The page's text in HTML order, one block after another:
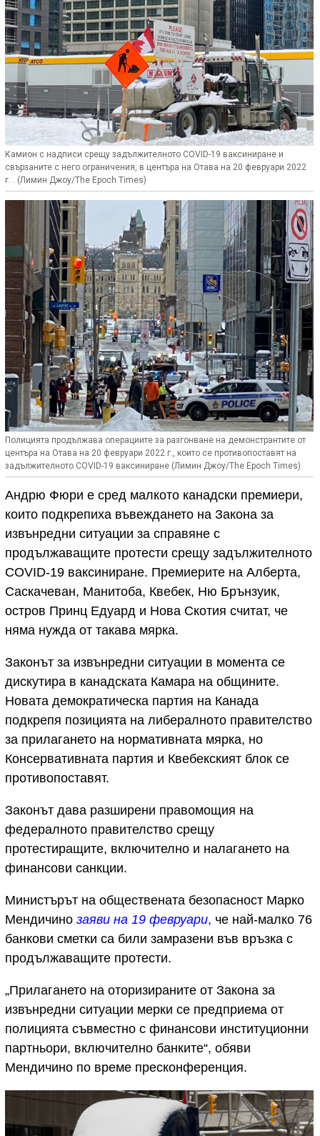
Камион с надписи срещу задължителното COVID-19 ваксиниране и
свързаните с него ограничения, в центъра на Отава на 20 февруари 2022
г. . (Лимин Джоу/The Epoch Times)
Полицията продължава операциите за разгонване на демонстрантите от
центъра на Отава на 20 февруари 2022 г., които се противопоставят на
задължителното COVID-19 ваксиниране (Лимин Джоу/The Epoch Times)
Андрю Фюри е сред малкото канадски премиери,
които подкрепиха въвеждането на Закона за
извънредни ситуации за справяне с
продължаващите протести срещу задължителното
COVID-19 ваксиниране. Премиерите на Алберта,
Саскачеван, Манитоба, Квебек, Ню Брънзуик,
остров Принц Едуард и Нова Скотия считат, че
няма нужда от такава мярка.
Законът за извънредни ситуации в момента се
дискутира в канадската Камара на общините.
Новата демократическа партия на Канада
подкрепя позицията на либералното правителство
за прилагането на нормативната мярка, но
Консервативната партия и Квебекският блок се
противопоставят.
Законът дава разширени правомощия на
федералното правителство срещу
протестиращите, включително и налагането на
финансови санкции.
Министърът на обществената безопасност Марко
Мендичино заяви на 19 февруари, че най-малко 76
банкови сметки са били замразени във връзка с
продължаващите протести.
„Прилагането на оторизираните от Закона за
извънредни ситуации мерки се предприема от
полицията съвместно с финансови институционни
партньори, включително банките“, обяви
Мендичино по време пресконференция.